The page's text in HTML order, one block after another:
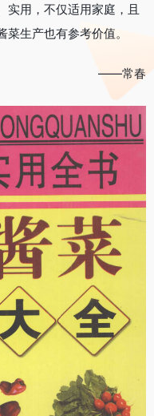
实用，不仅适用家庭，且
生产也有参考价值。
——常春